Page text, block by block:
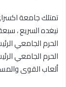
تمتلك جامعة
نيغده السريع ،
الحرم الجامعي
الحرم الجامعي
ألعاب القوى